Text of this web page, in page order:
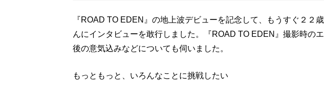
『ROAD TO EDEN』の地上波デビューを記念して、もうすぐ２２
んにインタビューを敢行しました。『ROAD TO EDEN』撮影時の
後の意気込みなどについても伺いました。
もっともっと、いろんなことに挑戦したい